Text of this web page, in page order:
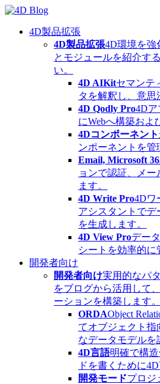
Skip
content4D製品拡張
4D製品拡張4D環境を強
とモジュールを紹介す
い。
4D AIKitセマンテ
タを解釈し、意思
4D Qodly Pro4Dア
にWebへ構築およ
4Dコンポーネント
ンポーネントを管
Email, Microsoft
ョンで認証、メ
ます。
4D Write Pro4Dワ
アシスタントでデ
を生成します。
4D View Proデー
シートを効率的に
開発者向け
開発者向け実用的なパ
をブログから活用して
ーションを構築します。
ORDAObject
てオブジェクト指
なデータモデルを
4D言語明確で構
ドを書くために
開発モードプロジ